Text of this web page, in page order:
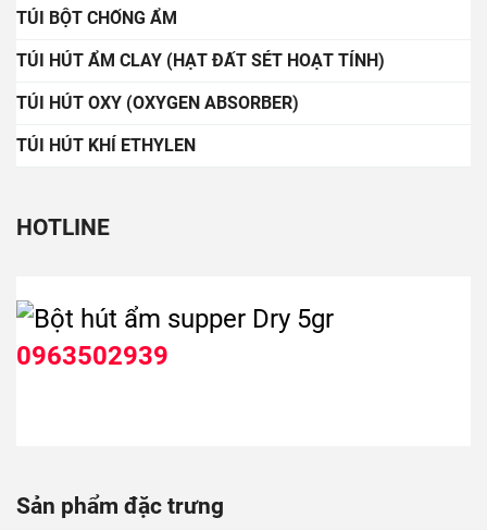
TÚI BỘT CHỐNG ẨM
TÚI HÚT ẨM CLAY (HẠT ĐẤT SÉT HOẠT TÍNH)
TÚI HÚT OXY (OXYGEN ABSORBER)
TÚI HÚT KHÍ ETHYLEN
HOTLINE
0963502939
Sản phẩm đặc trưng